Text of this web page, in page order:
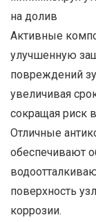
на долив
Активные
улучшенную
повреждений
увеличивая
сокращая риск
Отличные
обеспечивают
поверхность
коррозии.